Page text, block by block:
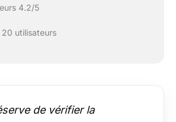
4.2/5
utilisateurs
de vérifier la